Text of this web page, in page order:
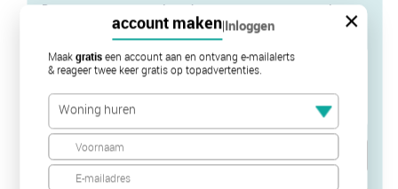
account maken|Inloggen ×
Maakgratiseen account aan en ontvang e-mailalerts
& reageer twee keer gratis op topadvertenties.
Woning huren
Door te reageren neem je rechtstreeks contact op met de
verhuurder of diens makelaar